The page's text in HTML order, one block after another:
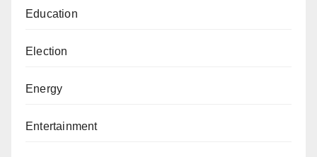
Education
Election
Energy
Entertainment